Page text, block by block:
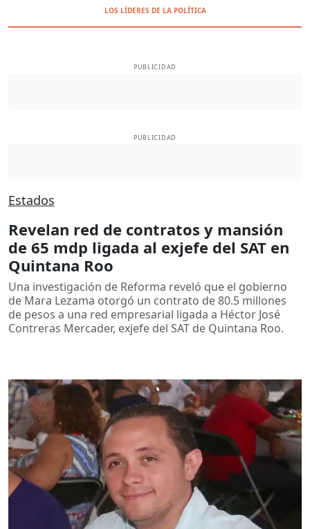
LOS LÍDERES DE LA POLÍTICA
PUBLICIDAD
PUBLICIDAD
Estados
Revelan red de contratos y mansión
de 65 mdp ligada al exjefe del SAT en
Quintana Roo
Una investigación de Reforma reveló que el gobierno
de Mara Lezama otorgó un contrato de 80.5 millones
de pesos a una red empresarial ligada a Héctor José
Contreras Mercader, exjefe del SAT de Quintana Roo.